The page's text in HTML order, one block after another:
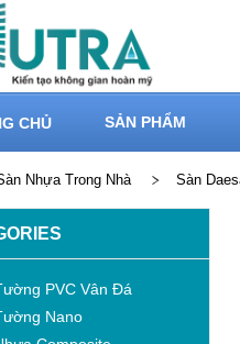
CHỦ SẢN PHẨM
Nhựa Trong Nhà Sàn
PVC Vân Đá
Nano